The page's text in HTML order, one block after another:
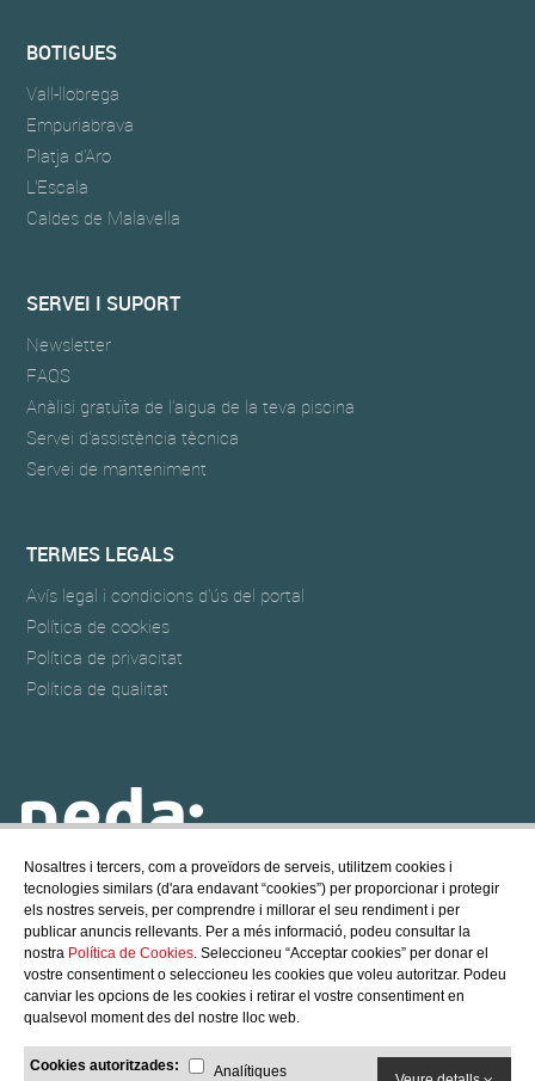
BOTIGUES
Vall-llobrega
Empuriabrava
Platja d'Aro
L'Escala
Caldes de Malavella
SERVEI I SUPORT
Newsletter
FAQS
Anàlisi gratuïta de l’aigua de la teva piscina
Servei d'assistència tècnica
Servei de manteniment
TERMES LEGALS
Avís legal i condicions d'ús del portal
Política de cookies
Política de privacitat
Política de qualitat
NEDA POOL & SPA
@ Copyright - 2017 NEDA POOL, S.L.
All rights reserved
Crèdits/Política de cookies
Nosaltres i tercers, com a proveïdors de serveis, utilitzem cookies i
tecnologies similars (d'ara endavant “cookies”) per proporcionar i protegir
els nostres serveis, per comprendre i millorar el seu rendiment i per
publicar anuncis rellevants. Per a més informació, podeu consultar la
nostra Política de Cookies. Seleccioneu “Acceptar cookies” per donar el
vostre consentiment o seleccioneu les cookies que voleu autoritzar. Podeu
canviar les opcions de les cookies i retirar el vostre consentiment en
qualsevol moment des del nostre lloc web.
Cookies autoritzades: Analítiques